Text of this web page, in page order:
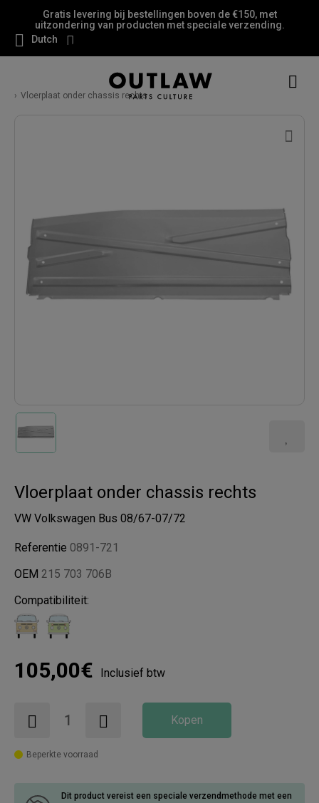
Gratis levering bij bestellingen boven de €150, met
uitzondering van producten met speciale verzending.
Dutch
Vloerplaat onder chassis rechts
Vloerplaat onder chassis rechts
VW Volkswagen Bus 08/67-07/72
Referentie 0891-721
OEM 215 703 706B
Compatibiliteit:
105,00€ Inclusief btw
Kopen
Beperkte voorraad
Dit product vereist een speciale verzendmethode met een